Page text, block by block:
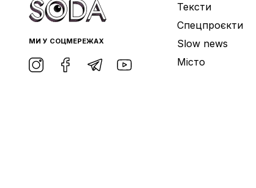
МИ У СОЦМЕРЕЖАХ
Тексти
Спецпроєкти
Slow news
Місто